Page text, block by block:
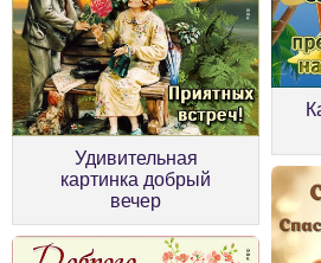
Удивительная
картинка добрый
вечер